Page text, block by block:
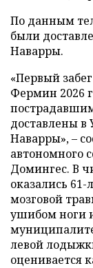
По данным
были
Наварры.
«Первый
Фермин 2026
доставлены в
Наварры», –
автономного
Домингес. В
оказались
мозговой
ушибом ноги
левой
оценивается